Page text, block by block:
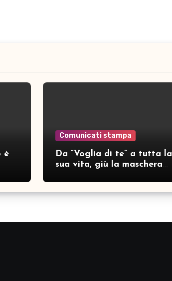
è
Comunicati stampa
Da “Voglia di te” a tutta la
sua vita, giù la maschera